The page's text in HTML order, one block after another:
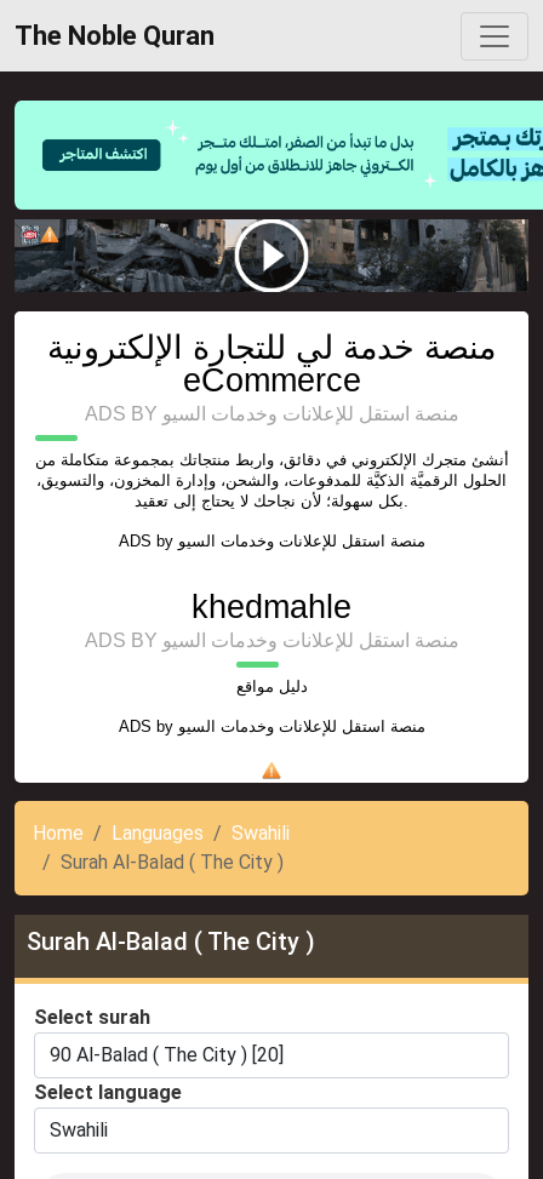
The Noble Quran
منصة خدمة لي للتجارة الإلكترونية
eCommerce
ADS BY منصة استقل للإعلانات وخدمات السيو
أنشئ متجرك الإلكتروني في دقائق، واربط منتجاتك بمجموعة متكاملة من
الحلول الرقميَّة الذكيَّة للمدفوعات، والشحن، وإدارة المخزون، والتسويق،
بكل سهولة؛ لأن نجاحك لا يحتاج إلى تعقيد.
ADS by منصة استقل للإعلانات وخدمات السيو
khedmahle
ADS BY منصة استقل للإعلانات وخدمات السيو
دليل مواقع
ADS by منصة استقل للإعلانات وخدمات السيو
Home Languages
Swahili
Surah Al-Balad ( The City )
Surah Al-Balad ( The City )
Select surah
Select language